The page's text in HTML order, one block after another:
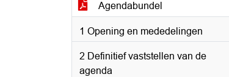
Agendabundel
1 Opening en mededelingen
2 Definitief vaststellen van de
agenda